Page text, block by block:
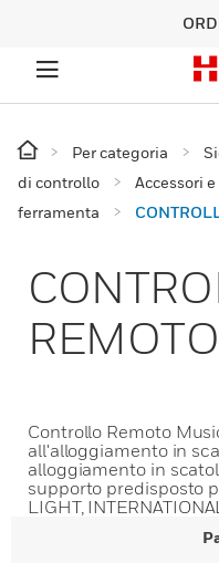
Per categoria
di controllo
Accessori
ferramenta
Controllo Remoto
all'alloggiamento in
alloggiamento in
supporto predisposto
LIGHT,